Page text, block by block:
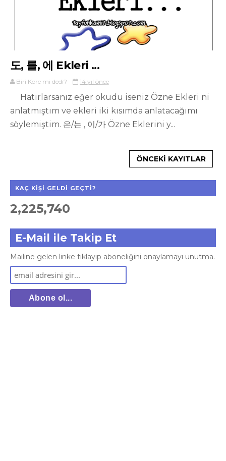
도, 를, 에 Ekleri ...
Biri Kore mi dedi? 14 yıl önce
Hatırlarsanız eğer okudu iseniz Özne Ekleri ni
anlatmıştım ve ekleri iki kısımda anlatacağımı
söylemiştim. 은/는 , 이/가 Özne Eklerini y...
ÖNCEKI KAYITLAR
KAÇ KIŞI GELDI GEÇTI?
2,225,740
E-Mail ile Takip Et
Mailine gelen linke tıklayıp aboneliğini onaylamayı unutma.